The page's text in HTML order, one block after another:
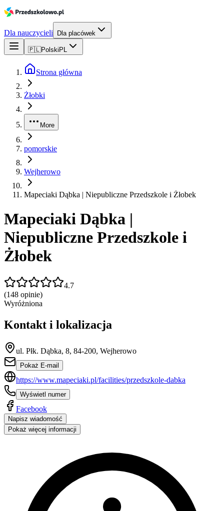
Dla nauczycieli Dla placówek
🇵🇱Polski PL
Strona główna
Żłobki
More
pomorskie
Wejherowo
Mapeciaki Dąbka | Niepubliczne Przedszkole i Żłobek
Mapeciaki Dąbka |
Niepubliczne Przedszkole i
Żłobek
4.7
(148 opinie)
Wyróżniona
Kontakt i lokalizacja
ul. Płk. Dąbka, 8, 84-200, Wejherowo
Pokaż E-mail
https://www.mapeciaki.pl/facilities/przedszkole-dabka
Wyświetl numer
Facebook
Napisz wiadomość
Pokaż więcej informacji